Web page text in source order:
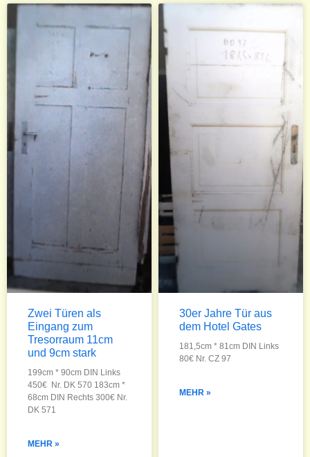
Zwei Türen als
Eingang zum
Tresorraum 11cm
und 9cm stark
199cm * 90cm DIN Links
450€ Nr. DK 570 183cm *
68cm DIN Rechts 300€ Nr.
DK 571
MEHR »
30er Jahre Tür aus
dem Hotel Gates
181,5cm * 81cm DIN Links
80€ Nr. CZ 97
MEHR »